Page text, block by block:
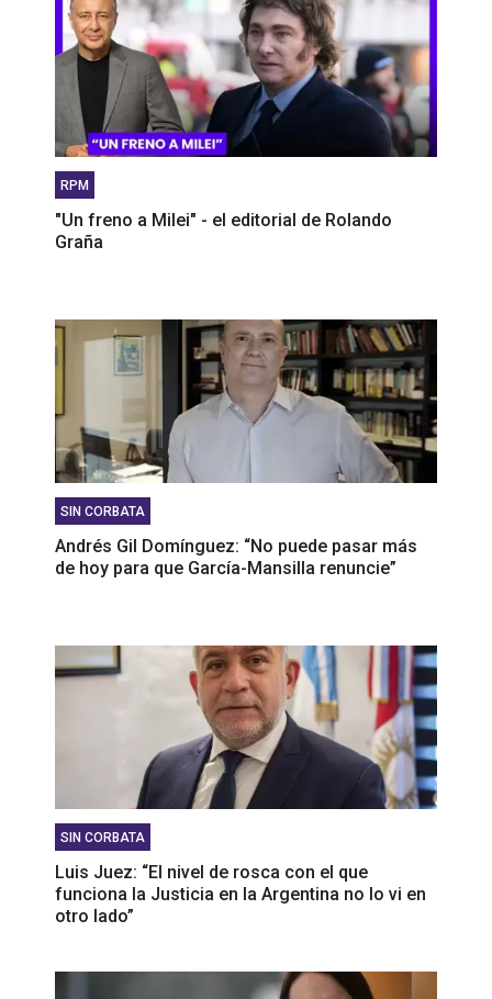
RPM
"Un freno a Milei" - el editorial de Rolando
Graña
SIN CORBATA
Andrés Gil Domínguez: “No puede pasar más
de hoy para que García-Mansilla renuncie”
SIN CORBATA
Luis Juez: “El nivel de rosca con el que
funciona la Justicia en la Argentina no lo vi en
otro lado”